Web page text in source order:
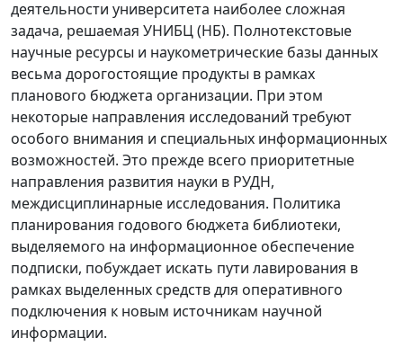
деятельности университета наиболее сложная
задача, решаемая УНИБЦ (НБ). Полнотекстовые
научные ресурсы и наукометрические базы данных
весьма дорогостоящие продукты в рамках
планового бюджета организации. При этом
некоторые направления исследований требуют
особого внимания и специальных информационных
возможностей. Это прежде всего приоритетные
направления развития науки в РУДН,
междисциплинарные исследования. Политика
планирования годового бюджета библиотеки,
выделяемого на информационное обеспечение
подписки, побуждает искать пути лавирования в
рамках выделенных средств для оперативного
подключения к новым источникам научной
информации.